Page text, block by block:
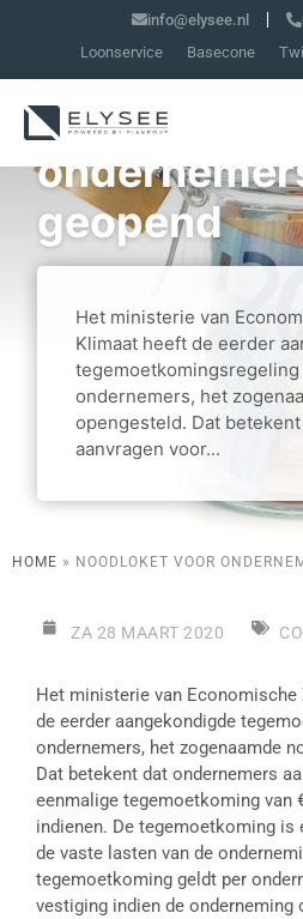
info@elysee.nl
Loonservice
Basecone
Noodloket
geopend
Het ministerie van
Klimaat heeft de eerder
ondernemers, het
opengesteld. Dat
aanvragen voor...
HOME » NOODLOKET VOOR
ZA 28 MAART 2020
Het ministerie van
de eerder aangekondigde
ondernemers, het zogenaamde
Dat betekent dat ondernemers
eenmalige tegemoetkoming van
indienen. De tegemoetkoming is
de vaste lasten van de
tegemoetkoming geldt per
vestiging indien de onderneming